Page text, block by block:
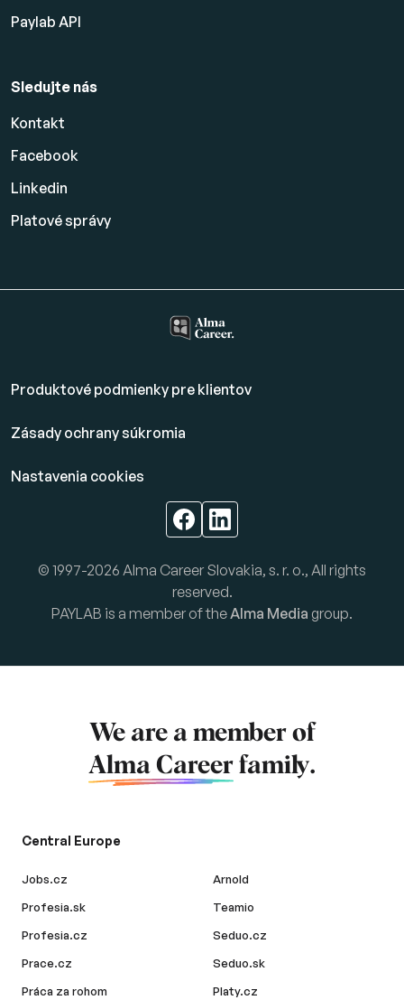
Paylab API
Sledujte nás
Kontakt
Facebook
Linkedin
Platovésprávy
Produktové podmienky pre klientov
Zásady ochrany súkromia
Nastavenia cookies
© 1997-2026 Alma Career Slovakia, s. r. o., All rights
reserved.
PAYLAB is a member of theAlma Media group.
We are a member of
Alma Career family.
Central Europe
Jobs.cz
Profesia.sk
Profesia.cz
Prace.cz
Práca za rohom
Arnold
Teamio
Seduo.cz
Seduo.sk
Platy.cz